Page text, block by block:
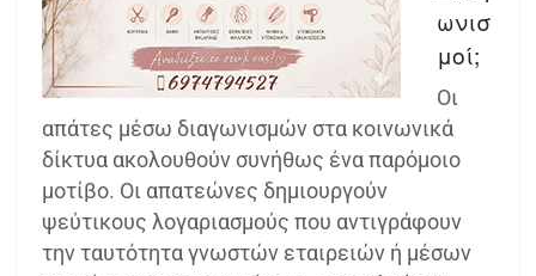
ωνισ
μοί;
Οι
απάτες μέσω διαγωνισμών στα κοινωνικά
δίκτυα ακολουθούν συνήθως ένα παρόμοιο
μοτίβο. Οι απατεώνες δημιουργούν
ψεύτικους λογαριασμούς που αντιγράφουν
την ταυτότητα γνωστών εταιρειών ή μέσων